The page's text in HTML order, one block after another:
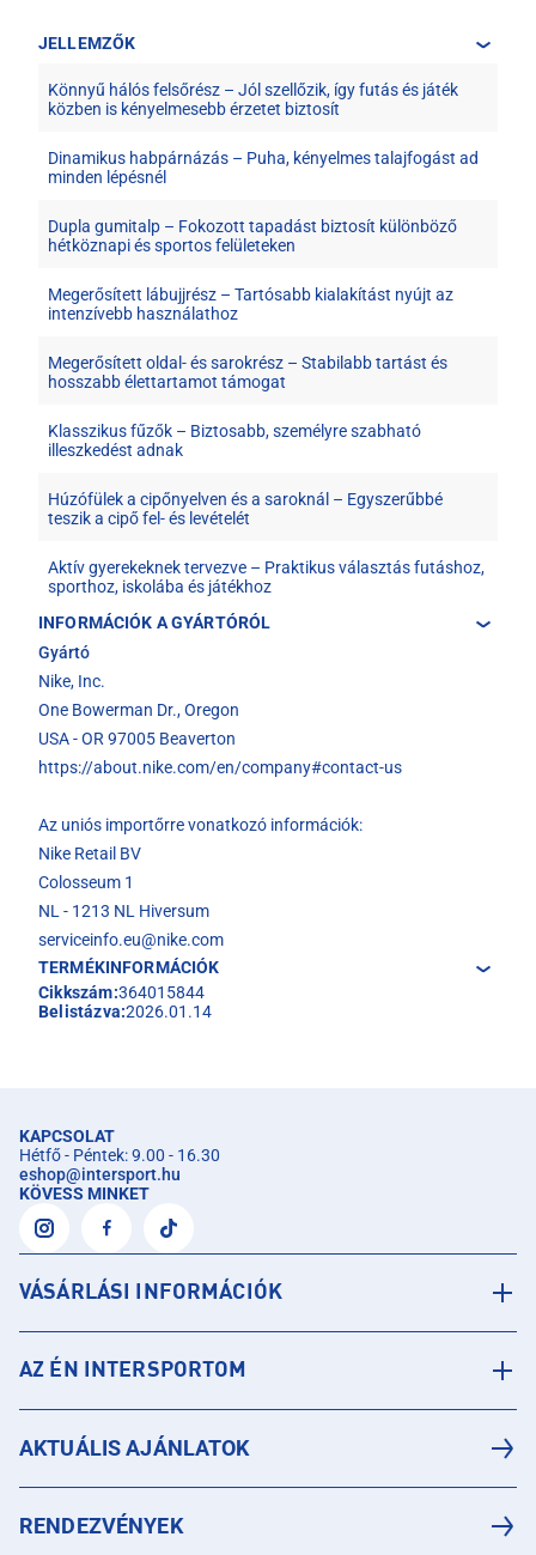
JELLEMZŐK
Könnyű hálós felsőrész – Jól szellőzik, így futás és játék
közben is kényelmesebb érzetet biztosít
Dinamikus habpárnázás – Puha, kényelmes talajfogást ad
minden lépésnél
Dupla gumitalp – Fokozott tapadást biztosít különböző
hétköznapi és sportos felületeken
Megerősített lábujjrész – Tartósabb kialakítást nyújt az
intenzívebb használathoz
Megerősített oldal- és sarokrész – Stabilabb tartást és
hosszabb élettartamot támogat
Klasszikus fűzők – Biztosabb, személyre szabható
illeszkedést adnak
Húzófülek a cipőnyelven és a saroknál – Egyszerűbbé
teszik a cipő fel- és levételét
Aktív gyerekeknek tervezve – Praktikus választás futáshoz,
sporthoz, iskolába és játékhoz
INFORMÁCIÓK A GYÁRTÓRÓL
Gyártó
Nike, Inc.
One Bowerman Dr., Oregon
USA - OR 97005 Beaverton
https://about.nike.com/en/company#contact-us
Az uniós importőrre vonatkozó információk:
Nike Retail BV
Colosseum 1
NL - 1213 NL Hiversum
serviceinfo.eu@nike.com
TERMÉKINFORMÁCIÓK
Cikkszám:364015844
Belistázva:2026.01.14
KAPCSOLAT
Hétfő - Péntek: 9.00 - 16.30
eshop@intersport.hu
KÖVESS MINKET
VÁSÁRLÁSI INFORMÁCIÓK
AZ ÉN INTERSPORTOM
AKTUÁLIS AJÁNLATOK
RENDEZVÉNYEK